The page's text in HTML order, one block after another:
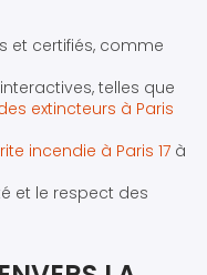
et certifiés, comme
telles que
extincteurs à Paris
incendie à Paris 17 à
et le respect des